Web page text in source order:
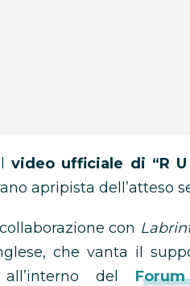
video ufficiale di “R U
apripista dell’atteso
con
che vanta il
del